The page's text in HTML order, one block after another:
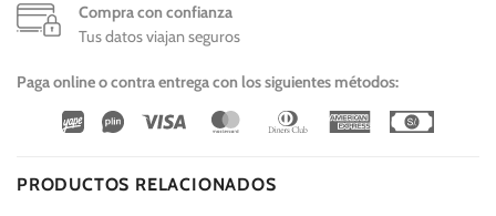
Compra con confianza
Tus datos viajan seguros
Paga online o contra entrega con los siguientes métodos:
Wirecard
Vipps Visa MasterCardDinners
American
PRODUCTOS RELACIONADOS